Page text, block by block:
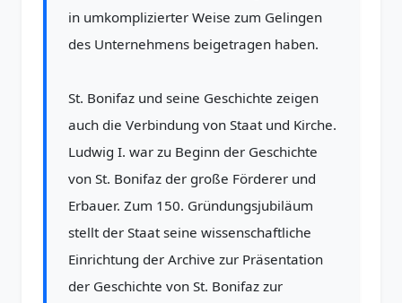
in umkomplizierter Weise zum Gelingen
des Unternehmens beigetragen haben.
St. Bonifaz und seine Geschichte zeigen
auch die Verbindung von Staat und Kirche.
Ludwig I. war zu Beginn der Geschichte
von St. Bonifaz der große Förderer und
Erbauer. Zum 150. Gründungsjubiläum
stellt der Staat seine wissenschaftliche
Einrichtung der Archive zur Präsentation
der Geschichte von St. Bonifaz zur